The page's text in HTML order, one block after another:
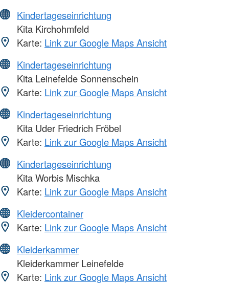
Kindertageseinrichtung
Kita Kirchohmfeld
Karte: Link zur Google Maps Ansicht
Kindertageseinrichtung
Kita Leinefelde Sonnenschein
Karte: Link zur Google Maps Ansicht
Kindertageseinrichtung
Kita Uder Friedrich Fröbel
Karte: Link zur Google Maps Ansicht
Kindertageseinrichtung
Kita Worbis Mischka
Karte: Link zur Google Maps Ansicht
Kleidercontainer
Karte: Link zur Google Maps Ansicht
Kleiderkammer
Kleiderkammer Leinefelde
Karte: Link zur Google Maps Ansicht